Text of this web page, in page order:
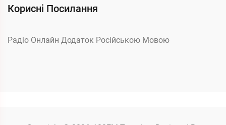
Корисні Посилання
Радіо Онлайн Додаток Російською Мовою